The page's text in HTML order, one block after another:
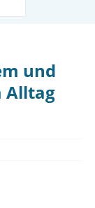
und
Alltag